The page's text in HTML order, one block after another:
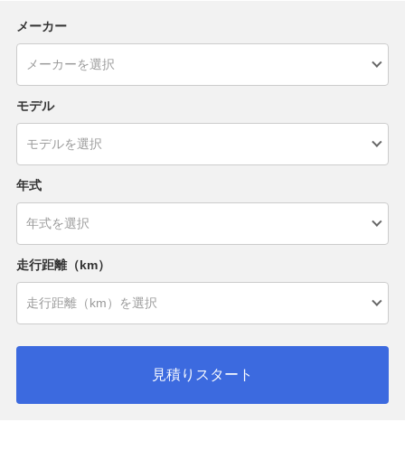
メーカー
モデル
年式
走行距離（km）
見積りスタート